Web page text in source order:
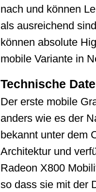
nach und können
als ausreichend
können absolute
mobile Variante in
Technische
Der erste mobile
anders wie es der
bekannt unter dem
Architektur und
Radeon X800
so dass sie mit der